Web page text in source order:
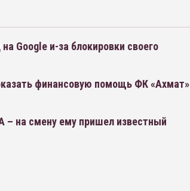
Google и-за блокировки своего
финансовую помощь ФК «Ахмат»
– на смену ему пришел известный